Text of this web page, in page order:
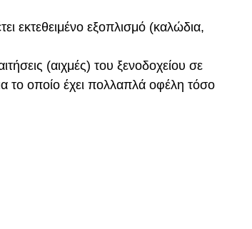
εκτεθειμένο εξοπλισμό (καλώδια,
(αιχμές) του ξενοδοχείου σε
το οποίο έχει πολλαπλά οφέλη τόσο